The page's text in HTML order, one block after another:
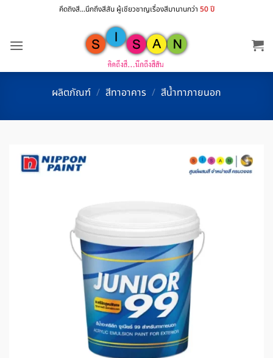
เนื้อหา
คึดถิงสี...นึกถึงสีสัน ผู้เชียวชาญเรื่องสีมานานกว่า 50 ปี
ผลิตภัณฑ์ / สีทาอาคาร / สีน้ำทาภายนอก